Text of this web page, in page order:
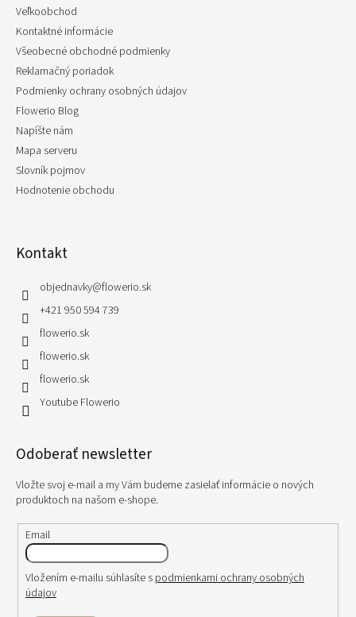
Veľkoobchod
Kontaktné informácie
Všeobecné obchodné podmienky
Reklamačný poriadok
Podmienky ochrany osobných údajov
Flowerio Blog
Napíšte nám
Mapa serveru
Slovník pojmov
Hodnotenie obchodu
Kontakt
objednavky@flowerio.sk
+421 950 594 739
flowerio.sk
flowerio.sk
flowerio.sk
Youtube Flowerio
Odoberať newsletter
Vložte svoj e-mail a my Vám budeme zasielať informácie o nových
produktoch na našom e-shope.
Email
Vložením e-mailu súhlasíte s podmienkami ochrany osobných
údajov